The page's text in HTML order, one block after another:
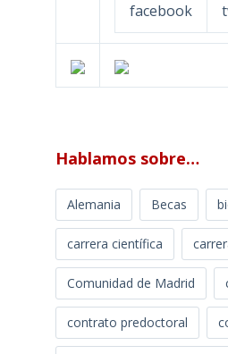
facebook
Hablamos sobre…
Alemania Becas
carrera científica
Comunidad de Madrid
contrato predoctoral